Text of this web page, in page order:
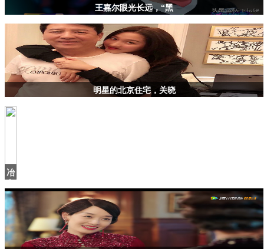
王嘉尔眼光长远，“黑
明星的北京住宅，关晓
冶
彪
讲
述：
《清
明
上